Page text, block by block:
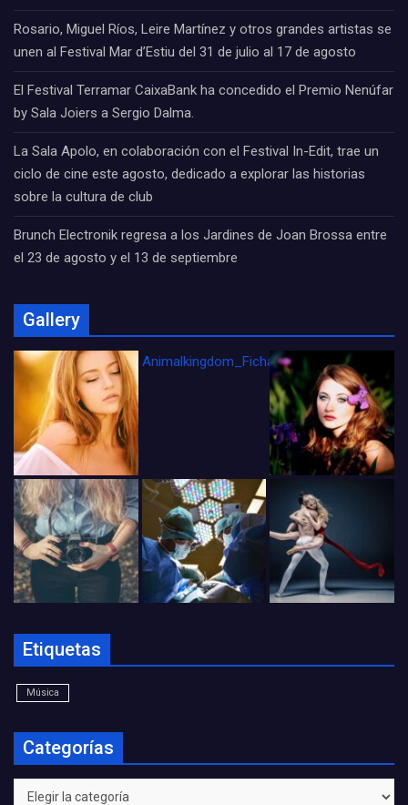
Rosario, Miguel Ríos, Leire Martínez y otros grandes artistas se
unen al Festival Mar d’Estiu del 31 de julio al 17 de agosto
El Festival Terramar CaixaBank ha concedido el Premio Nenúfar
by Sala Joiers a Sergio Dalma.
La Sala Apolo, en colaboración con el Festival In-Edit, trae un
ciclo de cine este agosto, dedicado a explorar las historias
sobre la cultura de club
Brunch Electronik regresa a los Jardines de Joan Brossa entre
el 23 de agosto y el 13 de septiembre
Gallery
Animalkingdom_FichaCine
Etiquetas
Música
Categorías
Categorías